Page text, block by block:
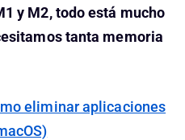
y M2, todo está mucho
tanta memoria
eliminar aplicaciones